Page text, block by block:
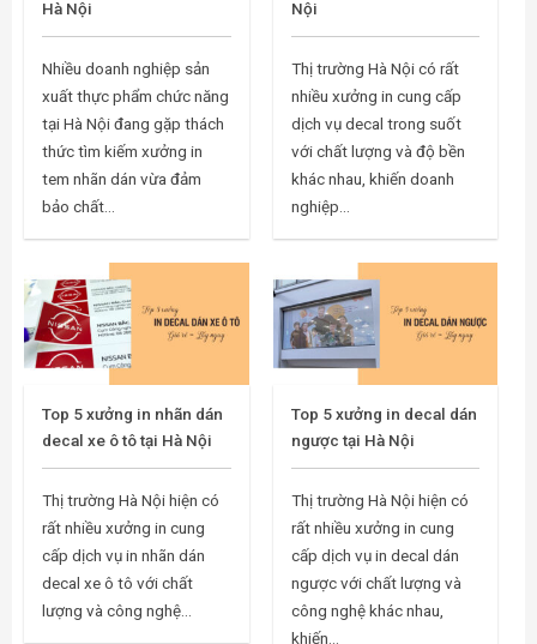
Hà Nội
Nhiều doanh nghiệp sản
xuất thực phẩm chức năng
tại Hà Nội đang gặp thách
thức tìm kiếm xưởng in
tem nhãn dán vừa đảm
bảo chất...
Nội
Thị trường Hà Nội có rất
nhiều xưởng in cung cấp
dịch vụ decal trong suốt
với chất lượng và độ bền
khác nhau, khiến doanh
nghiệp...
Top 5 xưởng in nhãn dán
decal xe ô tô tại Hà Nội
Thị trường Hà Nội hiện có
rất nhiều xưởng in cung
cấp dịch vụ in nhãn dán
decal xe ô tô với chất
lượng và công nghệ...
Top 5 xưởng in decal dán
ngược tại Hà Nội
Thị trường Hà Nội hiện có
rất nhiều xưởng in cung
cấp dịch vụ in decal dán
ngược với chất lượng và
công nghệ khác nhau,
khiến...